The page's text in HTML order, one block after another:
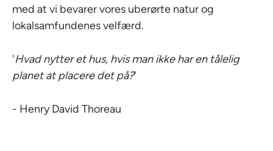
med at vi bevarer vores uberørte natur og
lokalsamfundenes velfærd.
'Hvad nytter et hus, hvis man ikke har en tålelig
planet at placere det på?'
- Henry David Thoreau